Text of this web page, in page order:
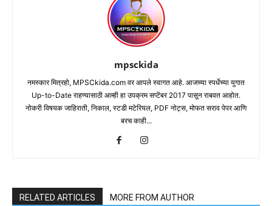
mpsckida
नमस्कार मित्रहो, MPSCkida.com वर आपले स्वागत आहे. आजच्या स्पर्धेच्या युगात
Up-to-Date राहण्यासाठी आम्ही हा उपक्रम सप्टेंबर 2017 पासून राबवत आहोत.
नोकरी विषयक जाहिराती, निकाल, स्टडी मटेरियल, PDF नोट्स, मोफत सराव पेपर आणि
बरच काही...
RELATED ARTICLES MORE FROM AUTHOR